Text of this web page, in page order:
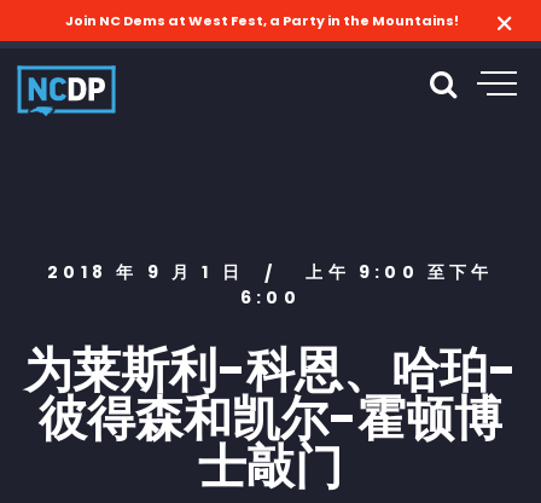
Join NC Dems at West Fest, a Party in the Mountains!
2018 年 9 月 1 日 /
上午 9:00 至下午
6:00
为莱斯利-科恩、哈珀-
彼得森和凯尔-霍顿博
士敲门